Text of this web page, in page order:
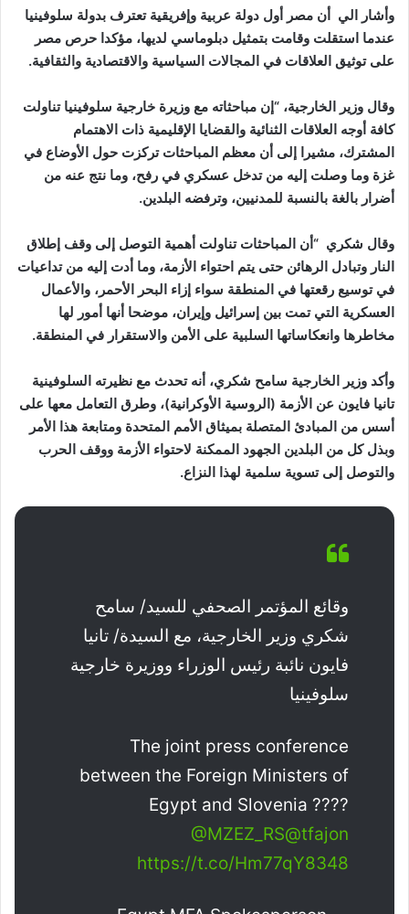
وأشار الي أن مصر أول دولة عربية وإفريقية تعترف بدولة سلوفينيا
عندما استقلت وقامت بتمثيل دبلوماسي لديها، مؤكدا حرص مصر
على توثيق العلاقات في المجالات السياسية والاقتصادية والثقافية.
وقال وزير الخارجية، “إن مباحثاته مع وزيرة خارجية سلوفينيا تناولت
كافة أوجه العلاقات الثنائية والقضايا الإقليمية ذات الاهتمام
المشترك، مشيرا إلى أن معظم المباحثات تركزت حول الأوضاع في
غزة وما وصلت إليه من تدخل عسكري في رفح، وما نتج عنه من
أضرار بالغة بالنسبة للمدنيين، وترفضه البلدين.
وقال شكري “أن المباحثات تناولت أهمية التوصل إلى وقف إطلاق
النار وتبادل الرهائن حتى يتم احتواء الأزمة، وما أدت إليه من تداعيات
في توسيع رقعتها في المنطقة سواء إزاء البحر الأحمر، والأعمال
العسكرية التي تمت بين إسرائيل وإيران، موضحا أنها أمور لها
مخاطرها وانعكاساتها السلبية على الأمن والاستقرار في المنطقة.
وأكد وزير الخارجية سامح شكري، أنه تحدث مع نظيرته السلوفينية
تانيا فايون عن الأزمة (الروسية الأوكرانية)، وطرق التعامل معها على
أسس من المبادئ المتصلة بميثاق الأمم المتحدة ومتابعة هذا الأمر
وبذل كل من البلدين الجهود الممكنة لاحتواء الأزمة ووقف الحرب
والتوصل إلى تسوية سلمية لهذا النزاع.
وقائع المؤتمر الصحفي للسيد/ سامح
شكري وزير الخارجية، مع السيدة/ تانيا
فايون نائبة رئيس الوزراء ووزيرة خارجية
سلوفينيا
The joint press conference
between the Foreign Ministers of
Egypt and Slovenia ????
@MZEZ_RS@tfajon
https://t.co/Hm77qY8348